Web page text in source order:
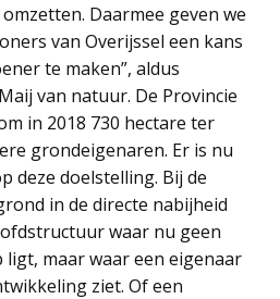
Daarmee geven we
van Overijssel een kans
te maken”, aldus
van natuur. De Provincie
in 2018 730 hectare ter
grondeigenaren. Er is nu
deze doelstelling. Bij de
in de directe nabijheid
waar nu geen
maar waar een eigenaar
ziet. Of een